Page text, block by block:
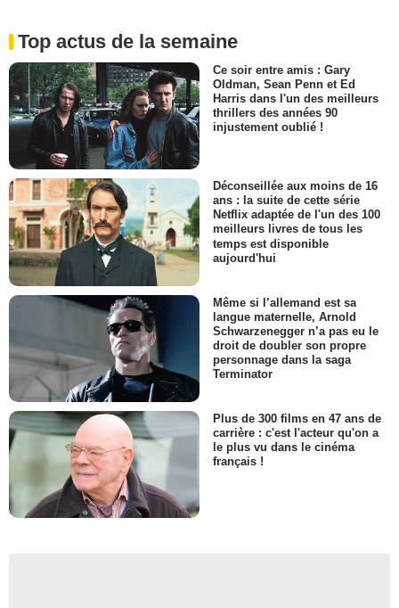
Top actus de la semaine
Ce soir entre amis : Gary
Oldman, Sean Penn et Ed
Harris dans l'un des meilleurs
thrillers des années 90
injustement oublié !
Déconseillée aux moins de 16
ans : la suite de cette série
Netflix adaptée de l'un des 100
meilleurs livres de tous les
temps est disponible
aujourd'hui
Même si l’allemand est sa
langue maternelle, Arnold
Schwarzenegger n’a pas eu le
droit de doubler son propre
personnage dans la saga
Terminator
Plus de 300 films en 47 ans de
carrière : c'est l'acteur qu'on a
le plus vu dans le cinéma
français !